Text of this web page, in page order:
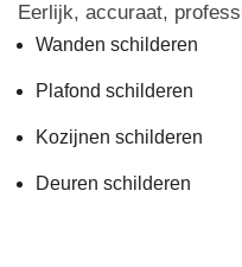
Eerlijk, accuraat,
Wanden schilderen
Plafond schilderen
Kozijnen schilderen
Deuren schilderen